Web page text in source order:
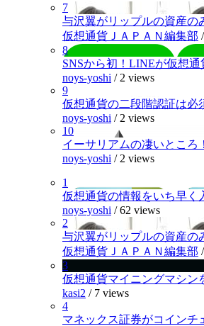
7
与沢翼がリップルの資産の
仮想通貨ＪＡＰＡＮ編集部 /
8
SNSから初！LINEが仮想
noys-yoshi / 2 views
9
仮想通貨の二段階認証は必
noys-yoshi / 2 views
10
イーサリアムの凄いところ
noys-yoshi / 2 views
1
仮想通貨の情報をいち早く
noys-yoshi /62 views
2
与沢翼がリップルの資産の
仮想通貨ＪＡＰＡＮ編集部 /
3
仮想通貨マイニングマシン
kasi2 / 7 views
4
マネックス証券がコインチ